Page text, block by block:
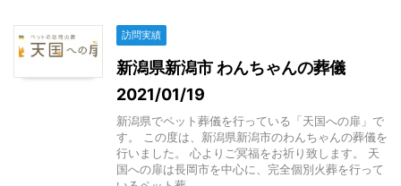
訪問実績
新潟県新潟市 わんちゃんの葬儀
2021/01/19
新潟県でペット葬儀を行っている「天国への扉」で
す。 この度は、新潟県新潟市のわんちゃんの葬儀を
行いました。 心よりご冥福をお祈り致します。 天
国への扉は長岡市を中心に、完全個別火葬を行って